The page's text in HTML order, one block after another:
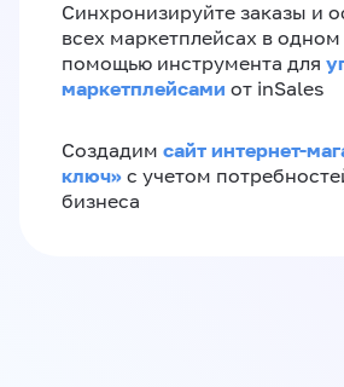
Синхронизируйте заказы и
всех маркетплейсах в одном
помощью инструмента для
маркетплейсами от inSales
Создадим сайт интернет-
ключ» с учетом
бизнеса